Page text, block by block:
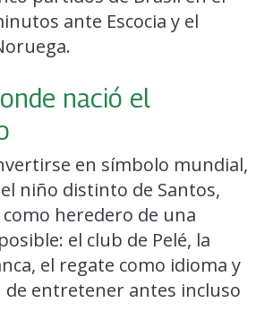
ante Escocia y el
nació el
en símbolo mundial,
niño distinto de Santos,
heredero de una
el club de Pelé, la
el regate como idioma y
de entretener antes incluso